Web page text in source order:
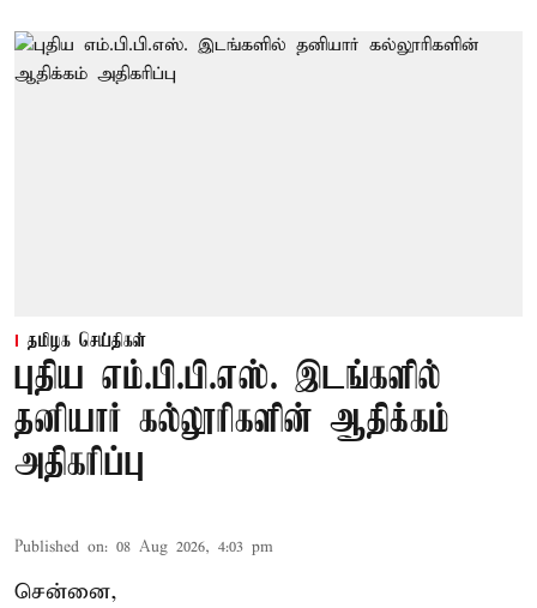
தமிழக செய்திகள்
புதிய எம்.பி.பி.எஸ். இடங்களில்
தனியார் கல்லூரிகளின் ஆதிக்கம்
அதிகரிப்பு
Published on: 08 Aug 2026, 4:03 pm
சென்னை,